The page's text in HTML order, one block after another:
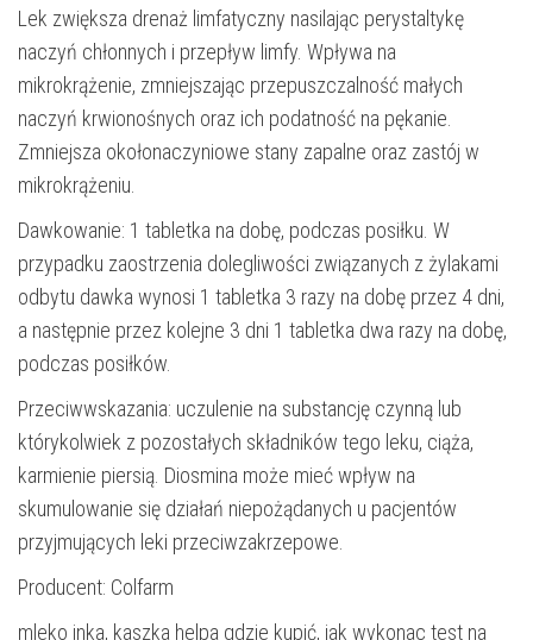
Lek zwiększa drenaż limfatyczny nasilając perystaltykę
naczyń chłonnych i przepływ limfy. Wpływa na
mikrokrążenie, zmniejszając przepuszczalność małych
naczyń krwionośnych oraz ich podatność na pękanie.
Zmniejsza okołonaczyniowe stany zapalne oraz zastój w
mikrokrążeniu.
Dawkowanie: 1 tabletka na dobę, podczas posiłku. W
przypadku zaostrzenia dolegliwości związanych z żylakami
odbytu dawka wynosi 1 tabletka 3 razy na dobę przez 4 dni,
a następnie przez kolejne 3 dni 1 tabletka dwa razy na dobę,
podczas posiłków.
Przeciwwskazania: uczulenie na substancję czynną lub
którykolwiek z pozostałych składników tego leku, ciąża,
karmienie piersią. Diosmina może mieć wpływ na
skumulowanie się działań niepożądanych u pacjentów
przyjmujących leki przeciwzakrzepowe.
Producent: Colfarm
mleko inka, kaszka helpa gdzie kupić, jak wykonac test na